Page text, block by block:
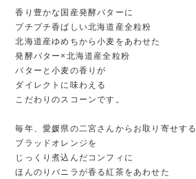
香り豊かな国産発酵バターに
プチプチ香ばしい北海道産全粒粉
北海道産ゆめちから小麦をあわせた
発酵バター×北海道産全粒粉
バターと小麦の香りが
ダイレクトに味わえる
こだわりのスコーンです。
毎年、愛媛県の二宮さんからお取り寄せする
ブラッドオレンジを
じっくり煮込んだコンフィに
ほんのりバニラが香る紅茶をあわせた